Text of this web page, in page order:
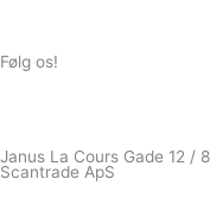
Følg os!
Janus La Cours Gade 12 /
Scantrade ApS